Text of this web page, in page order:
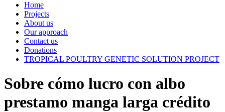
Home
Projects
About us
Our approach
Contact us
Donations
TROPICAL POULTRY GENETIC SOLUTION PROJECT
Sobre cómo lucro con albo
prestamo manga larga crédito